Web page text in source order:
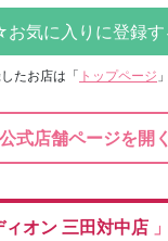
たお店は 「 トップページ
公式店舗ページを開く
ィオン三田対中店